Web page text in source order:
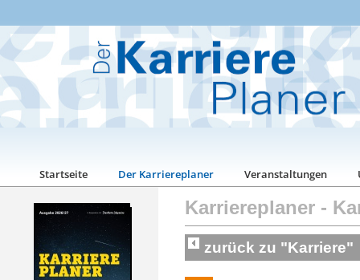
Startseite Der Karriereplaner Veranstaltungen
Karriereplaner -
zurück zu "Karriere"